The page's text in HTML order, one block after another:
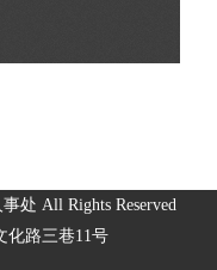
处 All Rights Reserved
化路三巷11号